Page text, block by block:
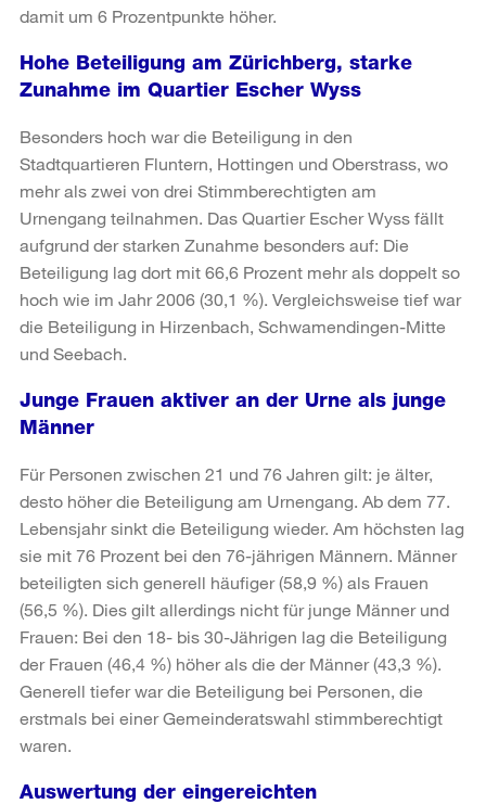
damit um 6 Prozentpunkte höher.
Hohe Beteiligung am Zürichberg, starke
Zunahme im Quartier Escher Wyss
Besonders hoch war die Beteiligung in den
Stadtquartieren Fluntern, Hottingen und Oberstrass, wo
mehr als zwei von drei Stimmberechtigten am
Urnengang teilnahmen. Das Quartier Escher Wyss fällt
aufgrund der starken Zunahme besonders auf: Die
Beteiligung lag dort mit 66,6 Prozent mehr als doppelt so
hoch wie im Jahr 2006 (30,1 %). Vergleichsweise tief war
die Beteiligung in Hirzenbach, Schwamendingen-Mitte
und Seebach.
Junge Frauen aktiver an der Urne als junge
Männer
Für Personen zwischen 21 und 76 Jahren gilt: je älter,
desto höher die Beteiligung am Urnengang. Ab dem 77.
Lebensjahr sinkt die Beteiligung wieder. Am höchsten lag
sie mit 76 Prozent bei den 76-jährigen Männern. Männer
beteiligten sich generell häufiger (58,9 %) als Frauen
(56,5 %). Dies gilt allerdings nicht für junge Männer und
Frauen: Bei den 18- bis 30-Jährigen lag die Beteiligung
der Frauen (46,4 %) höher als die der Männer (43,3 %).
Generell tiefer war die Beteiligung bei Personen, die
erstmals bei einer Gemeinderatswahl stimmberechtigt
waren.
Auswertung der eingereichten